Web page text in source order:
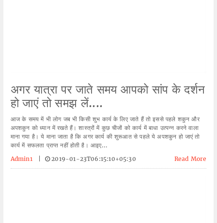
अगर यात्रा पर जाते समय आपको सांप के दर्शन
हो जाएं तो समझ लें....
आज के समय में भी लोग जब भी किसी शुभ कार्य के लिए जाते हैं तो इससे पहले शकुन और
अपशकुन को ध्यान में रखते हैं। शास्त्रों में कुछ चीजों को कार्य में बाधा उत्पन्न करने वाला
माना गया है। ये माना जाता है कि अगर कार्य की शुरूआत से पहले ये अपशकुन हो जाएं तो
कार्य में सफलता प्राप्त नहीं होती है। आइए...
Admin1
2019-01-23T06:15:10+05:30 Read More